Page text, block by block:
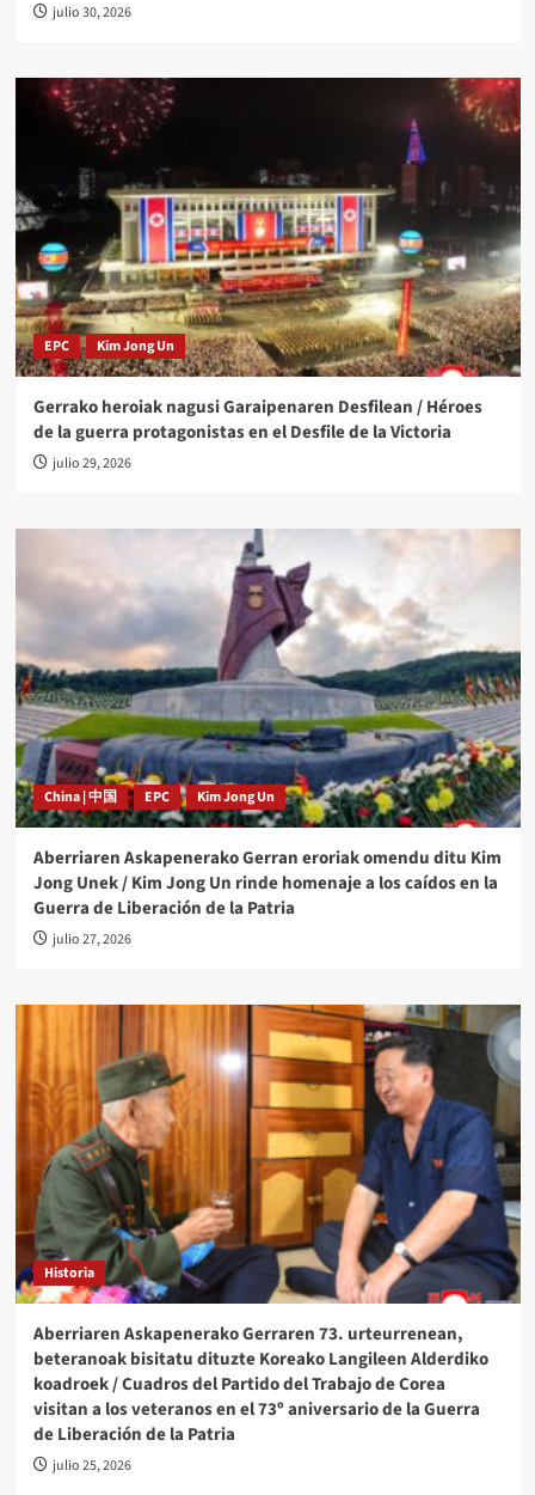
julio 30, 2026
EPC Kim Jong Un
Gerrako heroiak nagusi Garaipenaren Desfilean / Héroes
de la guerra protagonistas en el Desfile de la Victoria
julio 29, 2026
China | 中国 EPC Kim Jong Un
Aberriaren Askapenerako Gerran eroriak omendu ditu Kim
Jong Unek / Kim Jong Un rinde homenaje a los caídos en la
Guerra de Liberación de la Patria
julio 27, 2026
Historia
Aberriaren Askapenerako Gerraren 73. urteurrenean,
beteranoak bisitatu dituzte Koreako Langileen Alderdiko
koadroek / Cuadros del Partido del Trabajo de Corea
visitan a los veteranos en el 73º aniversario de la Guerra
de Liberación de la Patria
julio 25, 2026